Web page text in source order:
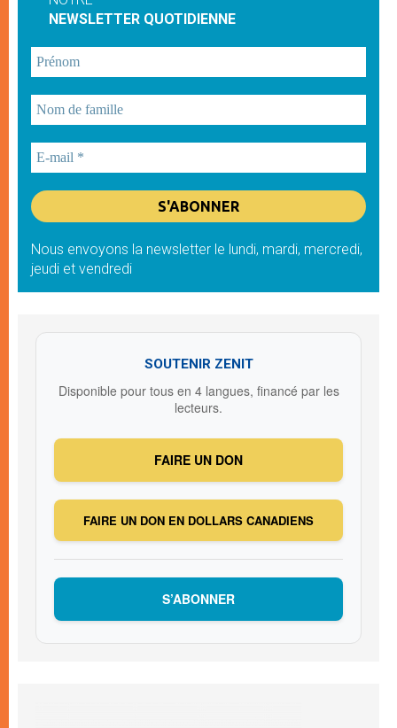
NEWSLETTER QUOTIDIENNE
Nous envoyons la newsletter le lundi, mardi, mercredi,
jeudi et vendredi
SOUTENIR ZENIT
Disponible pour tous en 4 langues, financé par les
lecteurs.
FAIRE UN DON
FAIRE UN DON EN DOLLARS CANADIENS
S’ABONNER